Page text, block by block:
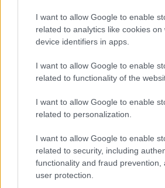
I want to allow Google to enable
related to analytics like cookies on
device identifiers in apps.
I want to allow Google to enable
related to functionality of the
I want to allow Google to enable
related to personalization.
I want to allow Google to enable
related to security, including
functionality and fraud prevention,
user protection.
αντιμετώπισε τον «διάλογο»
νοσοκόμα του καταυλισμού και
κρατώντας ένα ραδιόφωνο, εδώ
γλώσσα της νοσοκόμας και οι
οθόνη γράμματα που δεν
βγάζουν νόημα. Από κάτω, όμως,
λέξεις του/της διερμηνέως σε
σκηνοθεσία επιτυγχάνει τον
της σκηνικής δράσης αλλά
της ερμηνείας του ηθοποιού
τριτοπρόσωπη αφήγηση.